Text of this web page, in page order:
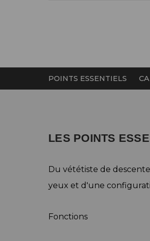
POINTS ESSENTIELS
LES POINTS
Du vététiste de
yeux et d'une
Fonctions